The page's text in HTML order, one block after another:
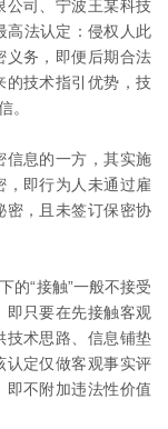
公司、宁波王某科技
高法认定：侵权人此
义务，即便后期合法
的技术指引优势，技
。
信息的一方，其实施
，即行为人未通过雇
密，且未签订保密协
的“接触”一般不接受
即只要在先接触客观
技术思路、信息铺垫
认定仅做客观事实评
即不附加违法性价值